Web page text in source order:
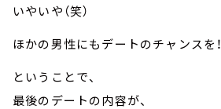
いやいや（笑）
ほかの男性にもデートのチャンスを！
ということで、
最後のデートの内容が、